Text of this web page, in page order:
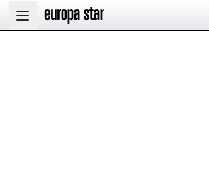
Open main menu